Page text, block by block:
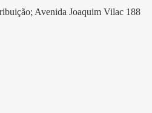
Avenida Joaquim Vilac 188